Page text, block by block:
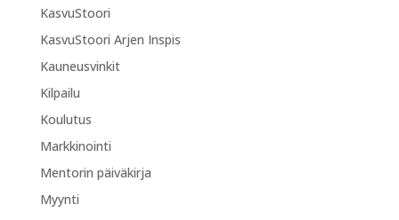
KasvuStoori
KasvuStoori Arjen Inspis
Kauneusvinkit
Kilpailu
Koulutus
Markkinointi
Mentorin päiväkirja
Myynti